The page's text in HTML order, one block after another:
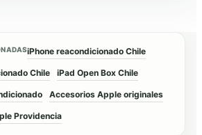
iPhone reacondicionado Chile
Chile iPad Open Box Chile
Accesorios Apple originales
Providencia